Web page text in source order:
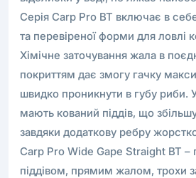
Серія Carp Pro BT включає в
та перевіреної форми для ловлі
Хімічне заточування жала в
покриттям дає змогу гачку
швидко проникнути в губу риби.
мають кований піддів, що
завдяки додаткову ребру
Carp Pro Wide Gape Straight BT –
піддівом, прямим жалом, трохи